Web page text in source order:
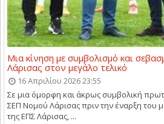
Μια κίνηση με συμβολισμό και
Λάρισας στον μεγάλο τελικό
16 Απριλίου 2026 23:55
Σε μια όμορφη και άκρως συμβολική
ΣΕΠ Νομού Λάρισας πριν την έναρξη του
της ΕΠΣ Λάρισας, ...